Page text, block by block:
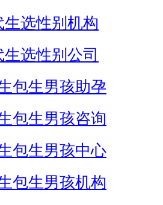
生选性别机构
选性别公司
包生男孩助孕
包生男孩咨询
包生男孩中心
包生男孩机构